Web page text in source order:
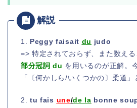
1. Peggy faisait du judo
=> 特定されておらず、また数え
部分冠詞 du を用いるのが正解。
「〔何かしら/いくつかの〕柔道
2.tu fais une/de la bonne